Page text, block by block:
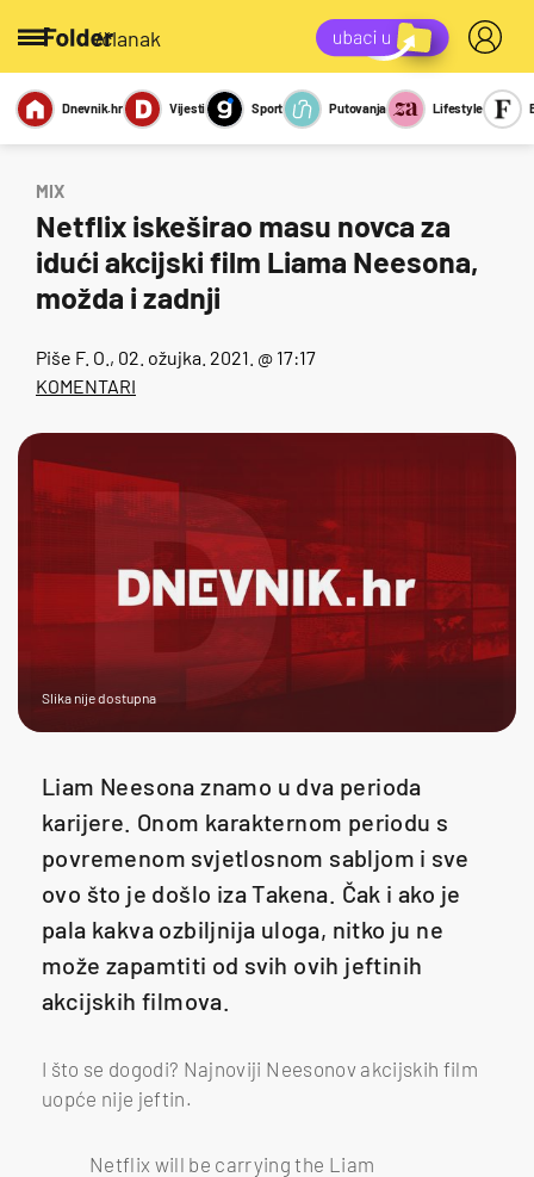
/članak
Miks Kviz
Report
Sexy
Dnevnik.hr Vijesti Sport Putovanja Lifestyle
MIX
Netflix iskeširao masu novca za
idući akcijski film Liama Neesona,
možda i zadnji
Piše F. O. , 02. ožujka. 2021. @ 17:17
KOMENTARI
Slika nije dostupna
Liam Neesona znamo u dva perioda
karijere. Onom karakternom periodu s
povremenom svjetlosnom sabljom i sve
ovo što je došlo iza Takena. Čak i ako je
pala kakva ozbiljnija uloga, nitko ju ne
može zapamtiti od svih ovih jeftinih
akcijskih filmova.
I što se dogodi? Najnoviji Neesonov akcijskih film
uopće nije jeftin.
Netflix will be carrying the Liam